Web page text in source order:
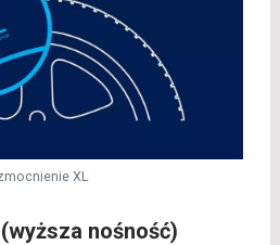
XL
nośność)